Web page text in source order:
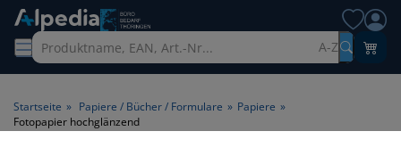
A-Z
Startseite » Papiere / Bücher / Formulare » Papiere »
Fotopapier hochglänzend